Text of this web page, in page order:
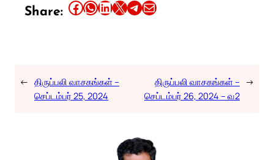
Share: Share this article on Facebook Share this article on WhatsApp Share this article on LinkedIn Share this article on X Share this article on TelegramEmail this Article
← திருப்பலி வாசகங்கள் –
செப்டம்பர் 25, 2024
திருப்பலி வாசகங்கள் –
செப்டம்பர் 26, 2024 – வ2
→